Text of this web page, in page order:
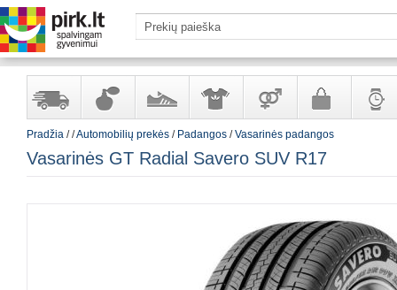
sandėlyje
ir
kosmetika
ir
aksesuarai
suaugusiems
Pradžia //Automobilių prekės / Padangos /Vasarinės padangos
Vasarinės GT Radial Savero SUV R17